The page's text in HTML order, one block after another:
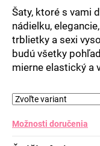
hviezdičiek.
Šaty, ktoré s vami
nádielku,
trblietky a sexi
budú všetky
mierne elastický a
Možnosti doručenia